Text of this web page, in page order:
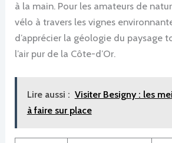
à la main. Pour les amateurs de
vélo à travers les vignes
d’apprécier la géologie du paysage
l’air pur de la Côte-d’Or.
Lire aussi : Visiter Besigny : les
à faire sur place